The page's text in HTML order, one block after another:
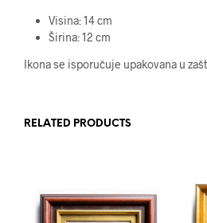
Visina: 14 cm
Širina: 12 cm
Ikona se isporučuje upakovana u
RELATED PRODUCTS